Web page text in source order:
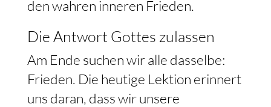
den wahren inneren Frieden.
Die Antwort Gottes zulassen
Am Ende suchen wir alle dasselbe:
Frieden. Die heutige Lektion erinnert
uns daran, dass wir unsere